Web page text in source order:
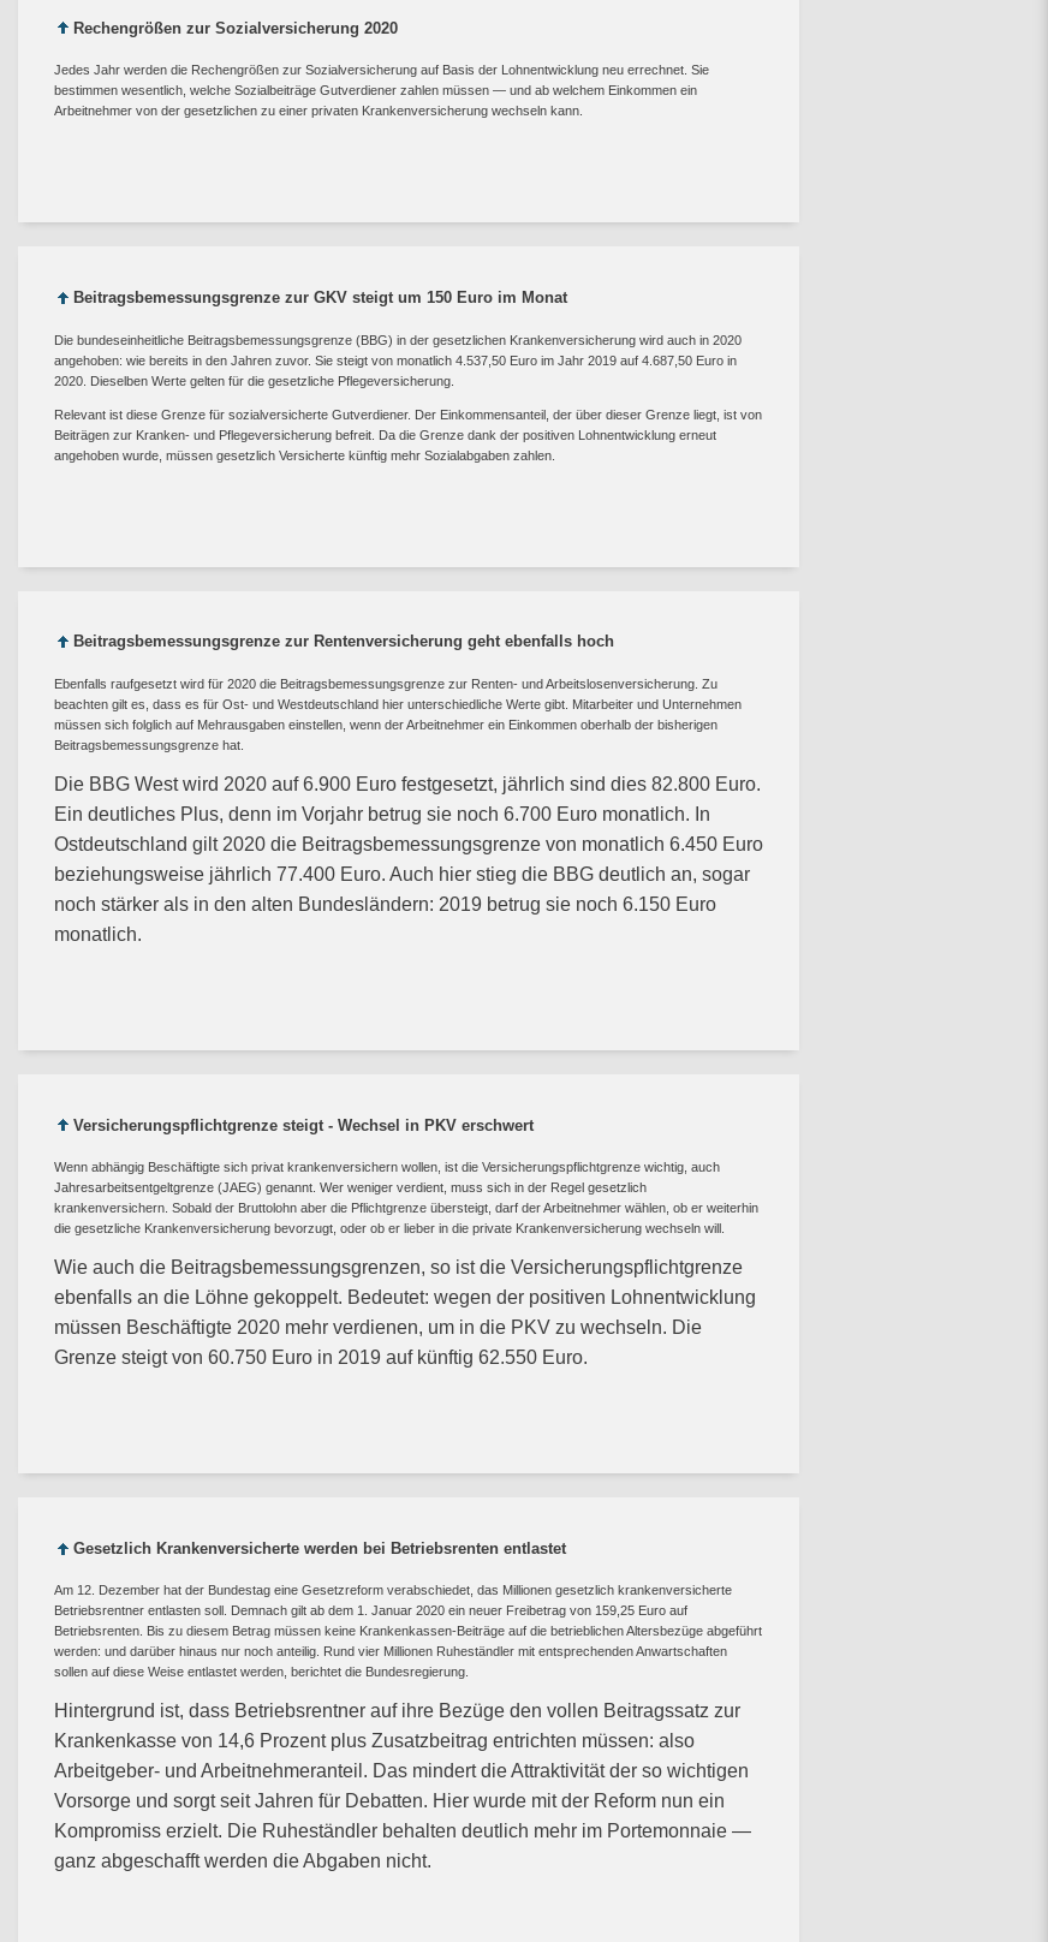
Rechengrößen zur Sozialversicherung 2020
Jedes Jahr werden die Rechengrößen zur Sozialversicherung auf Basis der Lohnentwicklung neu errechnet. Sie
bestimmen wesentlich, welche Sozialbeiträge Gutverdiener zahlen müssen — und ab welchem Einkommen ein
Arbeitnehmer von der gesetzlichen zu einer privaten Krankenversicherung wechseln kann.
Beitragsbemessungsgrenze zur GKV steigt um 150 Euro im Monat
Die bundeseinheitliche Beitragsbemessungsgrenze (BBG) in der gesetzlichen Krankenversicherung wird auch in 2020
angehoben: wie bereits in den Jahren zuvor. Sie steigt von monatlich 4.537,50 Euro im Jahr 2019 auf 4.687,50 Euro in
2020. Dieselben Werte gelten für die gesetzliche Pflegeversicherung.
Relevant ist diese Grenze für sozialversicherte Gutverdiener. Der Einkommensanteil, der über dieser Grenze liegt, ist von
Beiträgen zur Kranken- und Pflegeversicherung befreit. Da die Grenze dank der positiven Lohnentwicklung erneut
angehoben wurde, müssen gesetzlich Versicherte künftig mehr Sozialabgaben zahlen.
Beitragsbemessungsgrenze zur Rentenversicherung geht ebenfalls hoch
Ebenfalls raufgesetzt wird für 2020 die Beitragsbemessungsgrenze zur Renten- und Arbeitslosenversicherung. Zu
beachten gilt es, dass es für Ost- und Westdeutschland hier unterschiedliche Werte gibt. Mitarbeiter und Unternehmen
müssen sich folglich auf Mehrausgaben einstellen, wenn der Arbeitnehmer ein Einkommen oberhalb der bisherigen
Beitragsbemessungsgrenze hat.
Die BBG West wird 2020 auf 6.900 Euro festgesetzt, jährlich sind dies 82.800 Euro.
Ein deutliches Plus, denn im Vorjahr betrug sie noch 6.700 Euro monatlich. In
Ostdeutschland gilt 2020 die Beitragsbemessungsgrenze von monatlich 6.450 Euro
beziehungsweise jährlich 77.400 Euro. Auch hier stieg die BBG deutlich an, sogar
noch stärker als in den alten Bundesländern: 2019 betrug sie noch 6.150 Euro
monatlich.
Versicherungspflichtgrenze steigt - Wechsel in PKV erschwert
Wenn abhängig Beschäftigte sich privat krankenversichern wollen, ist die Versicherungspflichtgrenze wichtig, auch
Jahresarbeitsentgeltgrenze (JAEG) genannt. Wer weniger verdient, muss sich in der Regel gesetzlich
krankenversichern. Sobald der Bruttolohn aber die Pflichtgrenze übersteigt, darf der Arbeitnehmer wählen, ob er weiterhin
die gesetzliche Krankenversicherung bevorzugt, oder ob er lieber in die private Krankenversicherung wechseln will.
Wie auch die Beitragsbemessungsgrenzen, so ist die Versicherungspflichtgrenze
ebenfalls an die Löhne gekoppelt. Bedeutet: wegen der positiven Lohnentwicklung
müssen Beschäftigte 2020 mehr verdienen, um in die PKV zu wechseln. Die
Grenze steigt von 60.750 Euro in 2019 auf künftig 62.550 Euro.
Gesetzlich Krankenversicherte werden bei Betriebsrenten entlastet
Am 12. Dezember hat der Bundestag eine Gesetzreform verabschiedet, das Millionen gesetzlich krankenversicherte
Betriebsrentner entlasten soll. Demnach gilt ab dem 1. Januar 2020 ein neuer Freibetrag von 159,25 Euro auf
Betriebsrenten. Bis zu diesem Betrag müssen keine Krankenkassen-Beiträge auf die betrieblichen Altersbezüge abgeführt
werden: und darüber hinaus nur noch anteilig. Rund vier Millionen Ruheständler mit entsprechenden Anwartschaften
sollen auf diese Weise entlastet werden, berichtet die Bundesregierung.
Hintergrund ist, dass Betriebsrentner auf ihre Bezüge den vollen Beitragssatz zur
Krankenkasse von 14,6 Prozent plus Zusatzbeitrag entrichten müssen: also
Arbeitgeber- und Arbeitnehmeranteil. Das mindert die Attraktivität der so wichtigen
Vorsorge und sorgt seit Jahren für Debatten. Hier wurde mit der Reform nun ein
Kompromiss erzielt. Die Ruheständler behalten deutlich mehr im Portemonnaie —
ganz abgeschafft werden die Abgaben nicht.